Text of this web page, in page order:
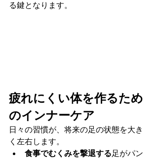
る鍵となります。
疲れにくい体を作るため
のインナーケア
日々の習慣が、将来の足の状態を大き
く左右します。
食事でむくみを撃退する足がパン